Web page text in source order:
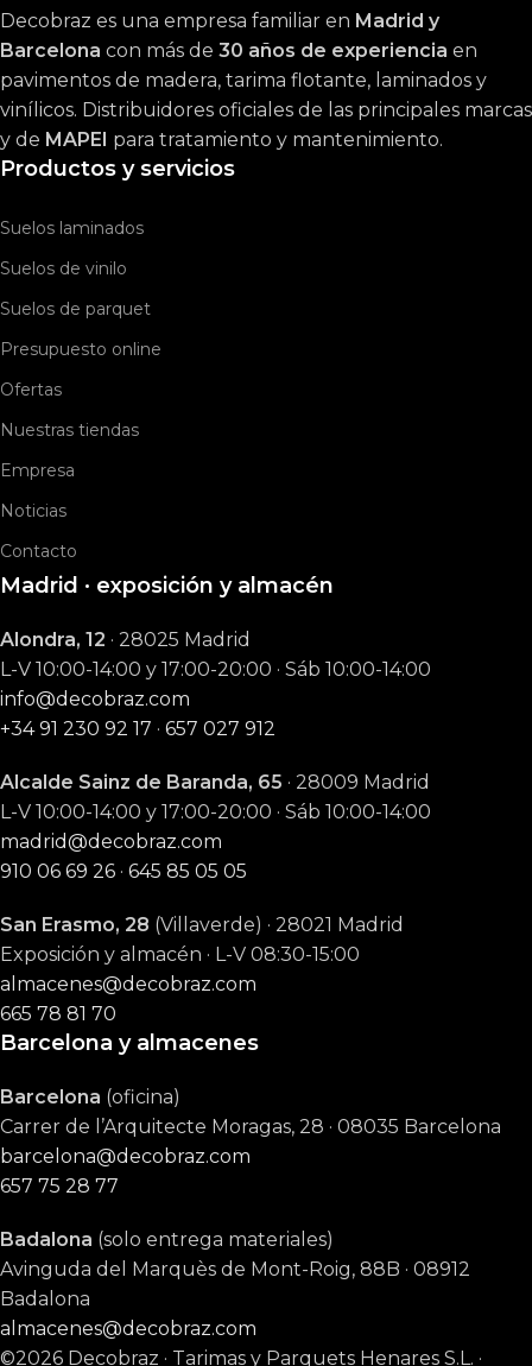
Decobraz es una empresa familiar en Madrid y
Barcelona con más de 30 años de experiencia en
pavimentos de madera, tarima flotante, laminados y
vinílicos. Distribuidores oficiales de las principales marcas
y de MAPEI para tratamiento y mantenimiento.
Productos y servicios
Suelos laminados
Suelos de vinilo
Suelos de parquet
Presupuesto online
Ofertas
Nuestras tiendas
Empresa
Noticias
Contacto
Madrid · exposición y almacén
Alondra, 12 · 28025 Madrid
L-V 10:00-14:00 y 17:00-20:00 · Sáb 10:00-14:00
info@decobraz.com
+34 91 230 92 17 · 657 027 912
Alcalde Sainz de Baranda, 65 · 28009 Madrid
L-V 10:00-14:00 y 17:00-20:00 · Sáb 10:00-14:00
madrid@decobraz.com
910 06 69 26 · 645 85 05 05
San Erasmo, 28 (Villaverde) · 28021 Madrid
Exposición y almacén · L-V 08:30-15:00
almacenes@decobraz.com
665 78 81 70
Barcelona y almacenes
Barcelona (oficina)
Carrer de l’Arquitecte Moragas, 28 · 08035 Barcelona
barcelona@decobraz.com
657 75 28 77
Badalona (solo entrega materiales)
Avinguda del Marquès de Mont-Roig, 88B · 08912
Badalona
almacenes@decobraz.com
©2026 Decobraz · Tarimas y Parquets Henares S.L. ·